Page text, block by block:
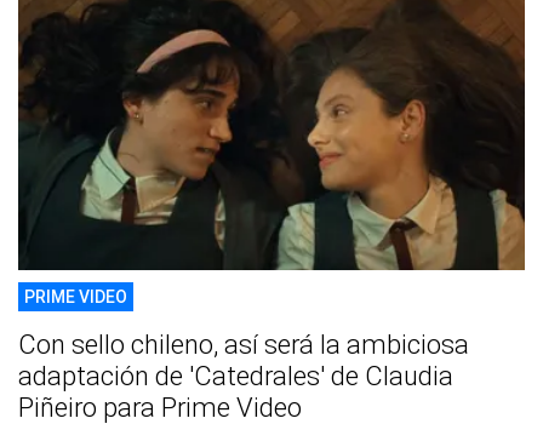
PRIME VIDEO
Con sello chileno, así será la ambiciosa
adaptación de 'Catedrales' de Claudia
Piñeiro para Prime Video